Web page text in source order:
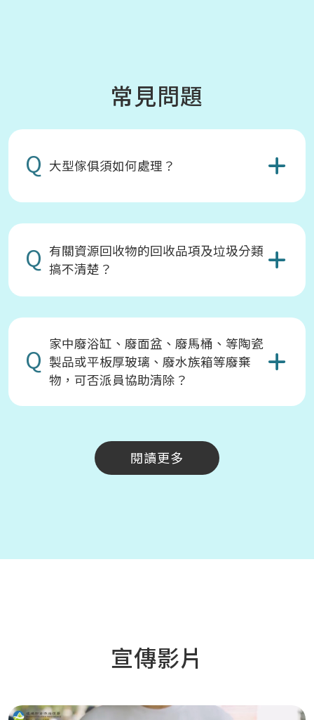
常見問題
Q 大型傢俱須如何處理？
Q 有關資源回收物的回收品項及垃圾分類
搞不清楚？
Q 家中廢浴缸、廢面盆、廢馬桶、等陶瓷
製品或平板厚玻璃、廢水族箱等廢棄
物，可否派員協助清除？
閱讀更多
宣傳影片